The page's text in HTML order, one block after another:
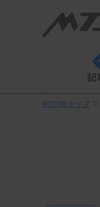
記
MTJONEトップ ＞